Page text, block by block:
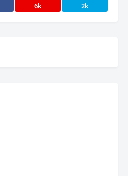
6k 2k